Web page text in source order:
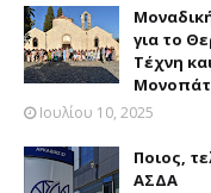
για το
Τέχνη
Ιουλίου 10, 2025
Ποιος,
ΑΣΔΑ